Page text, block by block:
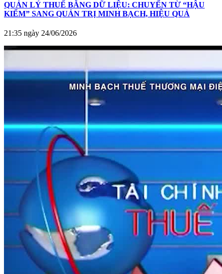
QUẢN LÝ THUẾ BẰNG DỮ LIỆU: CHUYỂN TỪ “HẬU
KIỂM” SANG QUẢN TRỊ MINH BẠCH, HIỆU QUẢ
21:35 ngày 24/06/2026